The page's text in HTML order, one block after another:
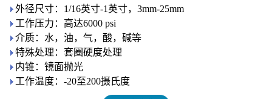
外径尺寸：1/16英寸-1英寸，3mm-25mm
工作压力：高达6000 psi
介质：水，油，气，酸，碱等
特殊处理：套圈硬度处理
内锥：镜面抛光
工作温度：-20至200摄氏度